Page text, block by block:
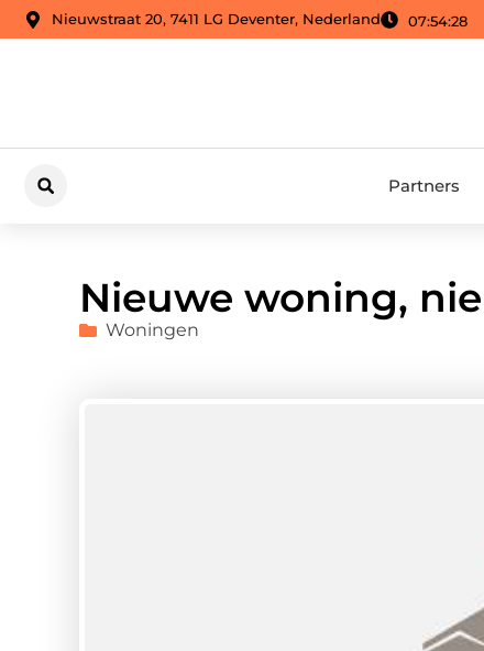
Nieuwstraat 20, 7411 LG Deventer, Nederland 07:54:28
Partners
Nieuwe woning,
Woningen